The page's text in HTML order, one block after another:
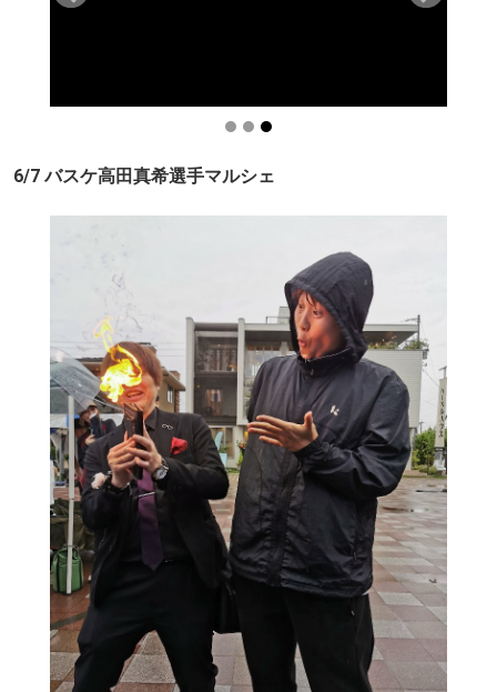
6/7 バスケ高田真希選手マルシェ